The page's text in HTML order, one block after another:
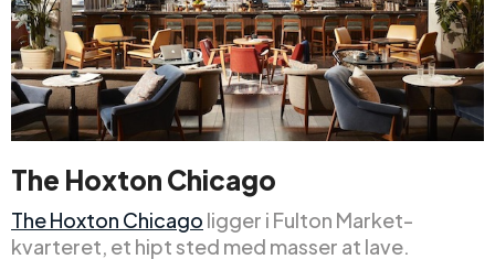
The Hoxton Chicago
The Hoxton Chicago ligger i Fulton Market-
kvarteret, et hipt sted med masser at lave.